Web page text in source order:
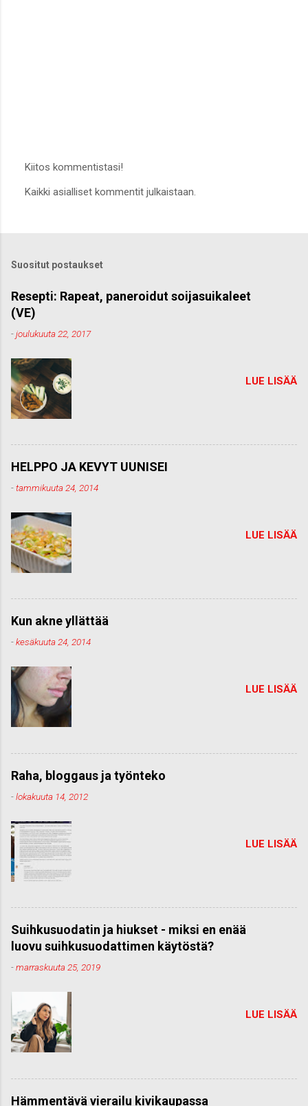
ä
o
m
e
n
Kiitos kommentistasi!
Kaikki asialliset kommentit julkaistaan.
Suositut postaukset
Resepti: Rapeat, paneroidut soijasuikaleet
(VE)
-joulukuuta 22, 2017
LUE LISÄÄ
HELPPO JA KEVYT UUNISEI
-tammikuuta 24, 2014
LUE LISÄÄ
Kun akne yllättää
-kesäkuuta 24, 2014
LUE LISÄÄ
Raha, bloggaus ja työnteko
-lokakuuta 14, 2012
LUE LISÄÄ
Suihkusuodatin ja hiukset - miksi en enää
luovu suihkusuodattimen käytöstä?
-marraskuuta 25, 2019
LUE LISÄÄ
Hämmentävä vierailu kivikaupassa